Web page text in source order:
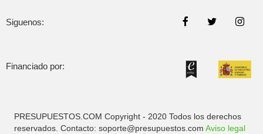
Siguenos:
Financiado por:
PRESUPUESTOS.COM Copyright - 2020 Todos los derechos
reservados. Contacto: soporte@presupuestos.com Aviso legal